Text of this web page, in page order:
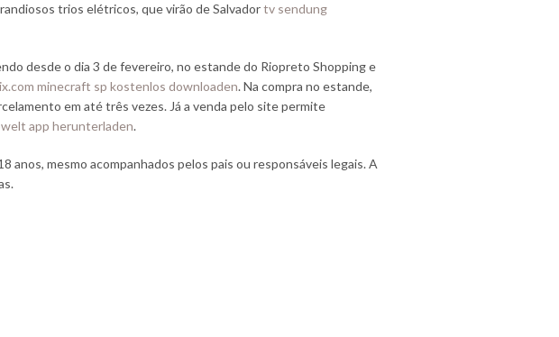
trios elétricos, que virão de Salvadortv sendung
desde o dia 3 de fevereiro, no estande do Riopreto Shopping e
minecraft sp kostenlos downloaden. Na compra no estande,
em até três vezes. Já a venda pelo site permite
app herunterladen.
anos, mesmo acompanhados pelos pais ou responsáveis legais. A